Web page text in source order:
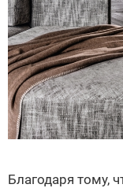
Благодаря тому,